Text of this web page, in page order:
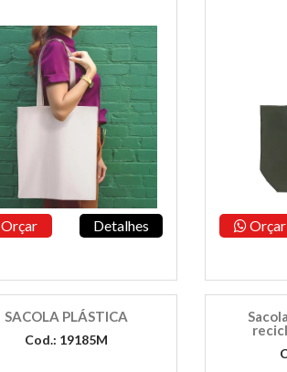
Orçar Detalhes Orçar
SACOLA PLÁSTICA
Cod.: 19185M